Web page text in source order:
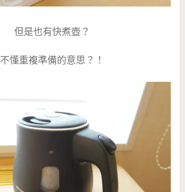
但是也有快煮壺？
不懂重複準備的意思？！